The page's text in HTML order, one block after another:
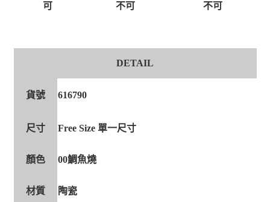
可 不可 不可
DETAIL
貨號 616790
尺寸 Free Size 單一尺寸
顏色 00鯛魚燒
材質 陶瓷